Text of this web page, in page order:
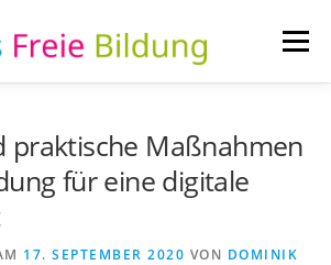
Menü
praktische Maßnahmen
für eine digitale
17. SEPTEMBER 2020 VON DOMINIK